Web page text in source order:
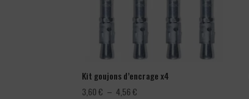
Kit goujons d’encrage x4
3,60€ – 4,56€